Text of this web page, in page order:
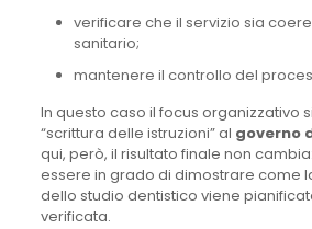
verificare che il servizio sia
sanitario;
mantenere il controllo del
In questo caso il focus organizzativo
“scrittura delle istruzioni” al governo
qui, però, il risultato finale non
essere in grado di dimostrare come
dello studio dentistico viene
verificata.